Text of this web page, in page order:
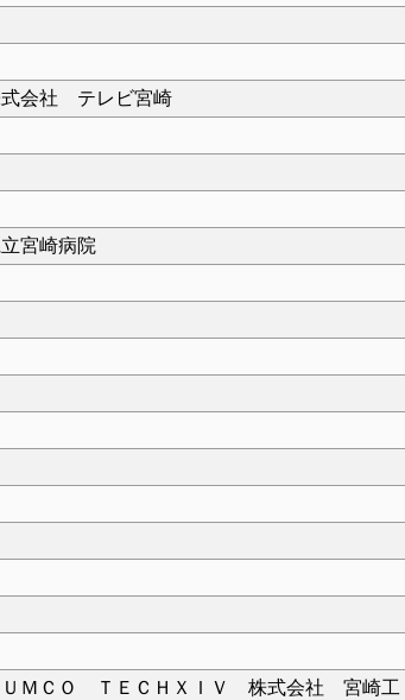
会社 テレビ宮崎
宮崎病院
ＵＭＣＯ ＴＥＣＨＸＩＶ 株式会社 宮崎工